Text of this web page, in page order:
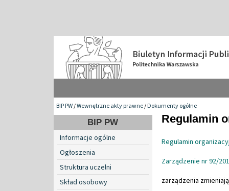
BIP PW/Wewnętrzne akty prawne/Dokumenty ogólne
BIP PW
Informacje ogólne
Ogłoszenia
Struktura uczelni
Skład osobowy
Regulamin
Regulamin
Zarządzenie nr 92/
zarządzenia